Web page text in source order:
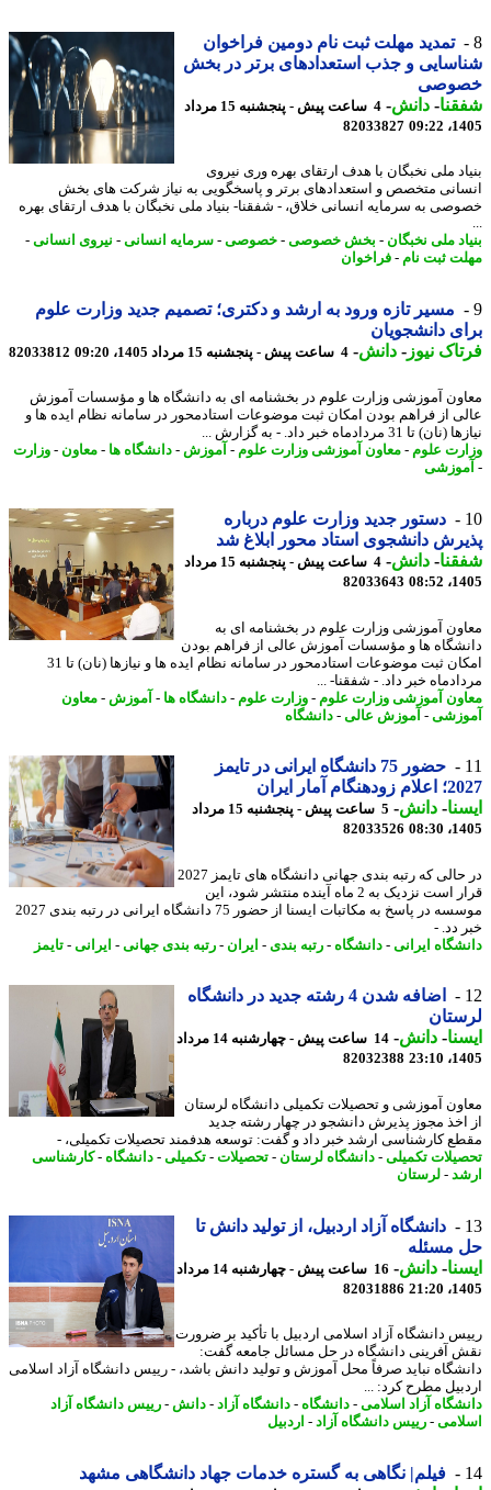
تمدید مهلت ثبت نام دومین فراخوان
و جذب استعدادهای برتر در بخش
-دانش -
4 ساعت پیش - پنجشنبه 15 مرداد
82033827
ملی نخبگان با هدف ارتقای بهره وری نیروی
متخصص و استعدادهای برتر و پاسخگویی به نیاز شرکت های بخش
به سرمایه انسانی خلاق، - شفقنا- بنیاد ملی نخبگان با هدف ارتقای بهره
ملی نخبگان-بخش خصوصی-خصوصی-سرمایه انسانی-نیروی انسانی-
ثبت نام-فراخوان
مسیر تازه ورود به ارشد و دکتری؛ تصمیم جدید وزارت علوم
دانشجویان
نیوز-دانش -4 ساعت پیش - پنجشنبه 15 مرداد 1405، 09:20 82033812
آموزشی وزارت علوم در بخشنامه ای به دانشگاه ها و مؤسسات آموزش
از فراهم بودن امکان ثبت موضوعات استادمحور در سامانه نظام ایده ها و
تا 31 مردادماه خبر داد. - به گزارش ...
علوم-معاون آموزشی وزارت علوم-آموزش-دانشگاه ها- معاون-وزارت
دستور جدید وزارت علوم درباره
دانشجوی استاد محور ابلاغ شد
-دانش -
4 ساعت پیش - پنجشنبه 15 مرداد
82033643
آموزشی وزارت علوم در بخشنامه ای به
ها و مؤسسات آموزش عالی از فراهم بودن
امکان ثبت موضوعات استادمحور در سامانه نظام ایده ها و نیازها (نان) تا 31
خبر داد. - شفقنا- ...
آموزشی وزارت علوم-وزارت علوم-دانشگاه ها- آموزش-معاون
-آموزش عالی-دانشگاه
حضور 75 دانشگاه ایرانی در تایمز
آمار ایران
-دانش -
5 ساعت پیش - پنجشنبه 15 مرداد
82033526
در حالی که رتبه بندی جهانی دانشگاه های تایمز 2027
قرار است نزدیک به 2 ماه آینده منتشر شود، این
موسسه در پاسخ به مکاتبات ایسنا از حضور 75 دانشگاه ایرانی در رتبه بندی 2027
دد. -
ایرانی- دانشگاه-رتبه بندی -ایران - رتبه بندی جهانی-ایرانی- تایمز
اضافه شدن 4 رشته جدید در دانشگاه
-دانش -
14 ساعت پیش - چهارشنبه 14 مرداد
82032388
آموزشی و تحصیلات تکمیلی دانشگاه لرستان
مجوز پذیرش دانشجو در چهار رشته جدید
کارشناسی ارشد خبر داد و گفت: توسعه هدفمند تحصیلات تکمیلی، -
تکمیلی-دانشگاه لرستان-تحصیلات-تکمیلی-دانشگاه-کارشناسی
-لرستان
دانشگاه آزاد اردبیل، از تولید دانش تا
مسئله
-دانش -
16 ساعت پیش - چهارشنبه 14 مرداد
82031886
دانشگاه آزاد اسلامی اردبیل با تأکید بر ضرورت
آفرینی دانشگاه در حل مسائل جامعه گفت:
نباید صرفاً محل آموزش و تولید دانش باشد، - رییس دانشگاه آزاد اسلامی
مطرح کرد: ...
آزاد اسلامی-دانشگاه-دانشگاه آزاد- دانش -رییس دانشگاه آزاد
-رییس دانشگاه آزاد- اردبیل
فیلم| نگاهی به گستره خدمات جهاد دانشگاهی مشهد